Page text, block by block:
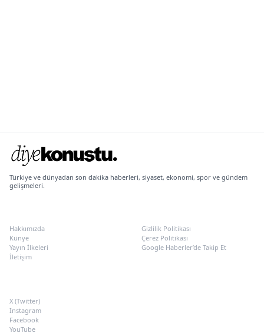
Türkiye ve dünyadan son dakika haberleri, siyaset, ekonomi, spor ve gündem
gelişmeleri.
Hakkımızda
Künye
Yayın İlkeleri
İletişim
Gizlilik Politikası
Çerez Politikası
Google Haberler’de Takip Et
X (Twitter)
Instagram
Facebook
YouTube